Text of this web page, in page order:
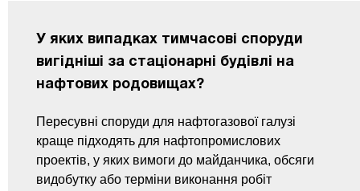
У яких випадках тимчасові споруди
вигідніші за стаціонарні будівлі на
нафтових родовищах?
Пересувні споруди для нафтогазової галузі
краще підходять для нафтопромислових
проектів, у яких вимоги до майданчика, обсяги
видобутку або терміни виконання робіт